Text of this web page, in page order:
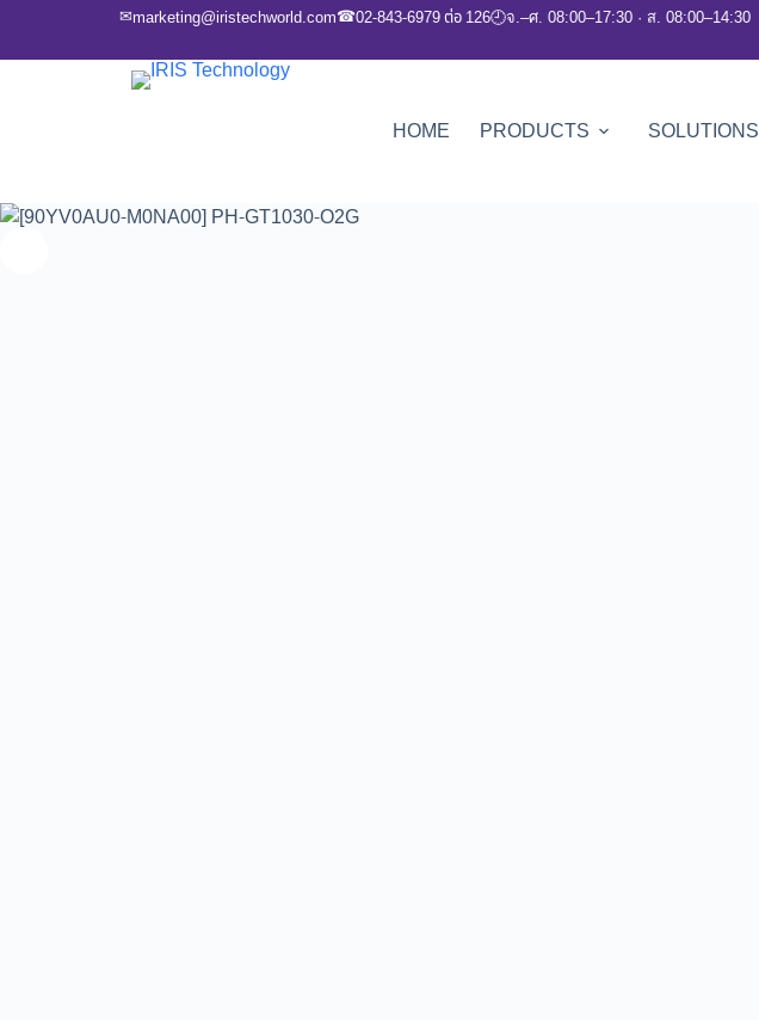
✉marketing@iristechworld.com☎02-843-6979 ต่อ 126🕘จ.–ศ. 08:00–17:30 · ส. 08:00–14:30
HOME PRODUCTS SOLUTIONS